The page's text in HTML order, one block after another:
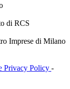
di RCS
Imprese di Milano
Privacy Policy -